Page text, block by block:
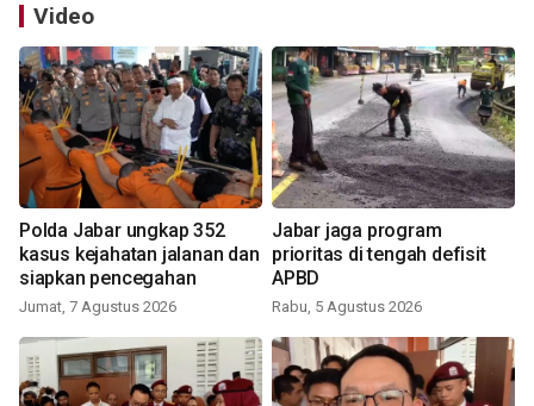
Video
Polda Jabar ungkap 352
kasus kejahatan jalanan dan
siapkan pencegahan
Jumat, 7 Agustus 2026
Jabar jaga program
prioritas di tengah defisit
APBD
Rabu, 5 Agustus 2026